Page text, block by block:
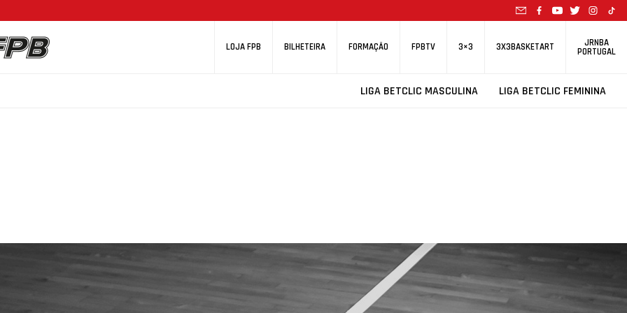
LOJA FPB BILHETEIRA FORMAÇÃO FPBTV 3×3 3X3BASKETART JRNBA
PORTUGAL
LIGA BETCLIC MASCULINA LIGA BETCLIC FEMININA